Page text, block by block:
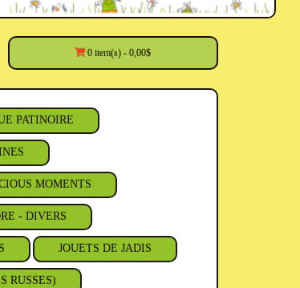
0 item(s) - 0,00$
PATINOIRE
MOMENTS
- DIVERS
JOUETS DE JADIS
RUSSES)